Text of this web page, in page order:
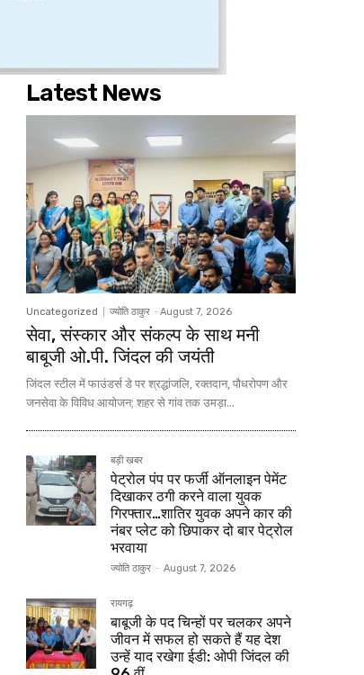
Latest News
Uncategorized ज्योति ठाकुर - August 7, 2026
सेवा, संस्कार और संकल्प के साथ मनी
बाबूजी ओ.पी. जिंदल की जयंती
जिंदल स्टील में फाउंडर्स डे पर श्रद्धांजलि, रक्तदान, पौधरोपण और
जनसेवा के विविध आयोजन; शहर से गांव तक उमड़ा...
बड़ी खबर
पेट्रोल पंप पर फर्जी ऑनलाइन पेमेंट
दिखाकर ठगी करने वाला युवक
गिरफ्तार…शातिर युवक अपने कार की
नंबर प्लेट को छिपाकर दो बार पेट्रोल
भरवाया
ज्योति ठाकुर - August 7, 2026
रायगढ़
बाबूजी के पद चिन्हों पर चलकर अपने
जीवन में सफल हो सकते हैं यह देश
उन्हें याद रखेगा ईडी: ओपी जिंदल की